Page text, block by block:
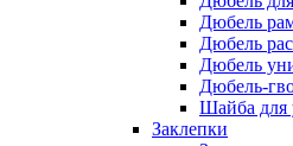
Дюбель
Дюбель
Дюбель
Дюбель-
Шайба для
Заклепки